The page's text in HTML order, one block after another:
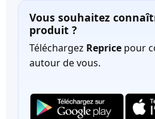
Vous souhaitez
produit ?
Téléchargez Reprice pour
autour de vous.